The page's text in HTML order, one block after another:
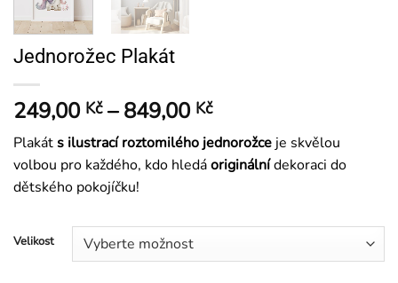
Jednorožec Plakát
249,00 Kč – 849,00 KčRozpětí
cen:
249,00 Kč
až
Plakáts ilustrací roztomilého jednorožce je skvělou
volbou pro každého, kdo hledáoriginálnídekoraci do
dětského pokojíčku!
Velikost